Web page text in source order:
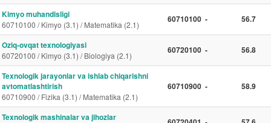
Kimyo muhandisligi
60710100 / Kimyo (3.1) / Matematika (2.1)
60710100 - 56.7
Oziq-ovqat texnologiyasi
60720100 / Kimyo (3.1) / Biologiya (2.1)
60720100 - 56.8
Texnologik jarayonlar va ishlab chiqarishni
avtomatlashtirish
60710900 / Fizika (3.1) / Matematika (2.1)
60710900 - 58.9
Texnologik mashinalar va jihozlar